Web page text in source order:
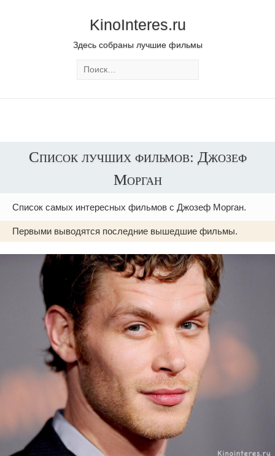
KinoInteres.ru
Здесь собраны лучшие фильмы
Список лучших фильмов: Джозеф
Морган
Список самых интересных фильмов с Джозеф Морган.
Первыми выводятся последние вышедшие фильмы.